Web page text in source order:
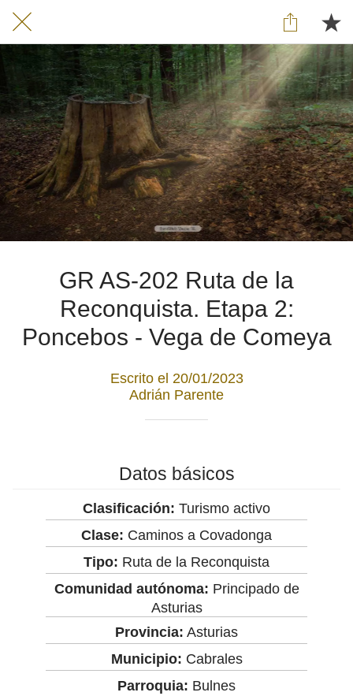
GR AS-202 Ruta de la
Reconquista. Etapa 2:
Poncebos - Vega de Comeya
Escrito el 20/01/2023
Adrián Parente
Datos básicos
Clasificación: Turismo activo
Clase: Caminos a Covadonga
Tipo: Ruta de la Reconquista
Comunidad autónoma: Principado de
Asturias
Provincia: Asturias
Municipio: Cabrales
Parroquia: Bulnes